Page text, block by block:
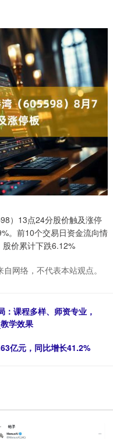
）13点24分股价触及涨停
。前10个交易日资金流向情
价累计下跌6.12%
网络，不代表本站观点。
课程多样、师资专业，
学效果
亿元，同比增长41.2%